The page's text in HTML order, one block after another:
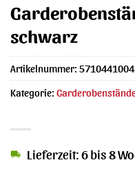
schwarz
Lieferzeit: 6 bis 8
Artikelnummer:
Kategorie: